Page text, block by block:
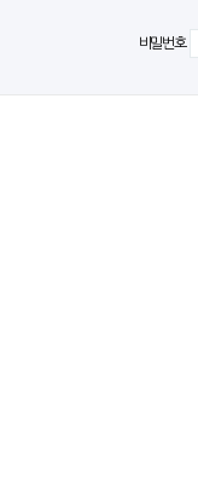
비밀번호